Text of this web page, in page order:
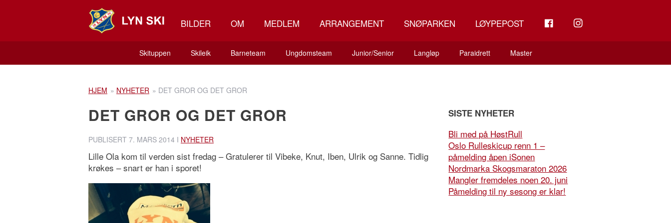
BILDER OM MEDLEM ARRANGEMENT SNØPARKEN LØYPEPOST INSTAGRAM
Skituppen Skileik Barneteam Ungdomsteam Junior/Senior Langløp Paraidrett Master
HJEM » NYHETER » DET GROR OG DET GROR
DET GROR OG DET GROR
PUBLISERT 7. MARS 2014 I NYHETER
Lille Ola kom til verden sist fredag – Gratulerer til Vibeke, Knut, Iben, Ulrik og Sanne. Tidlig
krøkes – snart er han i sporet!
SISTE NYHETER
Bli med på HøstRull
Oslo Rulleskicup renn 1 –
påmelding åpen iSonen
Nordmarka Skogsmaraton 2026
Mangler fremdeles noen 20. juni
Påmelding til ny sesong er klar!